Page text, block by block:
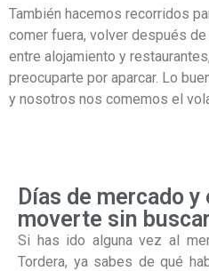
También hacemos recorridos
comer fuera, volver después
entre alojamiento y
preocuparte por aparcar. Lo
y nosotros nos comemos el
Días de mercado
moverte sin
Si has ido alguna vez al
Tordera, ya sabes de qué